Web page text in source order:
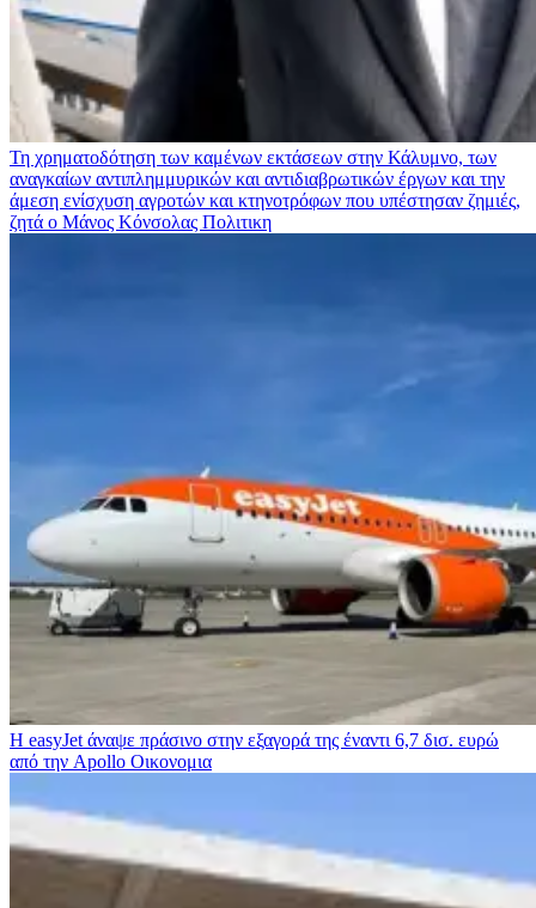
Τη χρηματοδότηση των καμένων εκτάσεων στην Κάλυμνο, των
αναγκαίων αντιπλημμυρικών και αντιδιαβρωτικών έργων και την
άμεση ενίσχυση αγροτών και κτηνοτρόφων που υπέστησαν ζημιές,
ζητά ο Μάνος Κόνσολας Πολιτικη
Η easyJet άναψε πράσινο στην εξαγορά της έναντι 6,7 δισ. ευρώ
από την Apollo Οικονομια